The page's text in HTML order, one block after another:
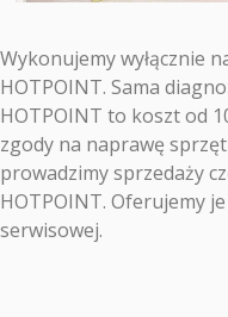
Wykonujemy wyłącznie
HOTPOINT. Sama
HOTPOINT to koszt od
zgody na naprawę
prowadzimy sprzedaży
HOTPOINT. Oferujemy
serwisowej.